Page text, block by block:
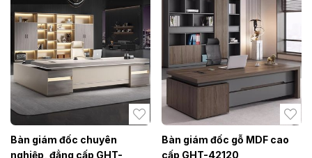
Bàn giám đốc chuyên
nghiệp, đẳng cấp GHT-
Bàn giám đốc gỗ MDF cao
cấp GHT-42120